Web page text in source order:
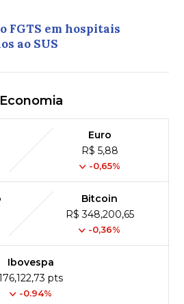
FGTS em hospitais
ao SUS
Economia
Euro
R$ 5,88
-0,65%
Bitcoin
R$ 348,200,65
-0,36%
Ibovespa
pts
-0.94%